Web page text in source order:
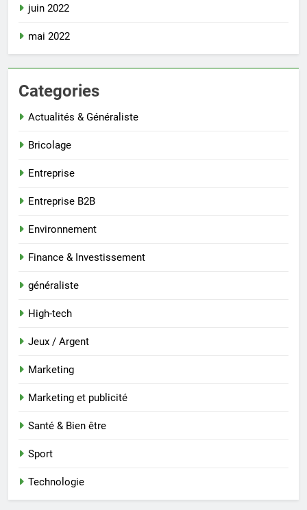
juin 2022
mai 2022
Categories
Actualités & Généraliste
Bricolage
Entreprise
Entreprise B2B
Environnement
Finance & Investissement
généraliste
High-tech
Jeux / Argent
Marketing
Marketing et publicité
Santé & Bien être
Sport
Technologie